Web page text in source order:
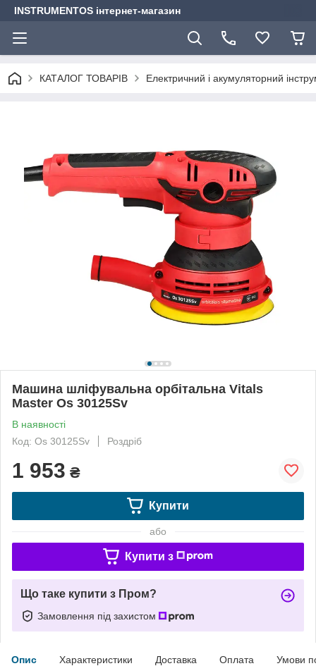
INSTRUMENTOS інтернет-магазин
КАТАЛОГ ТОВАРІВ Електричний і акумуляторний
Машина шліфувальна орбітальна Vitals
Master Os 30125Sv
В наявності
Код: Os 30125Sv
Роздріб
1 953 ₴
Купити
або
Купити з
Що таке купити з Пром?
Замовлення під захистом
Опис Характеристики Доставка Оплата Умови